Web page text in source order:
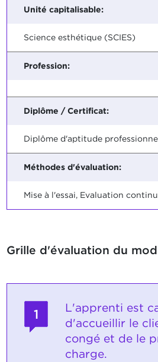
Unité capitalisable:
Science esthétique (SCIES)
Profession:
Diplôme / Certificat:
Diplôme d'aptitude
Méthodes d'évaluation:
Mise à l'essai, Evaluation
Grille d'évaluation du
1
L'apprenti est
d'accueillir le
congé et de le
charge.